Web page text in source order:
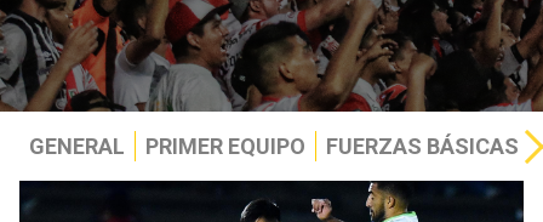
GENERAL PRIMER EQUIPO FUERZAS BÁSICAS